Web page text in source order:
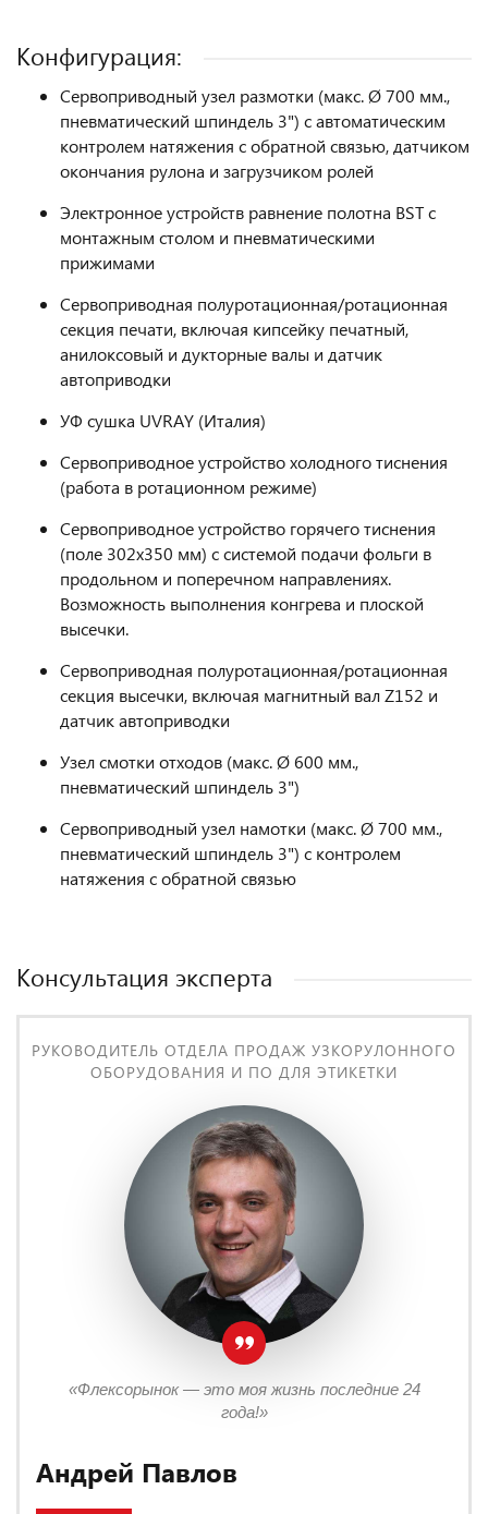
Конфигурация:
Сервоприводный узел размотки (макс. Ø 700 мм.,
пневматический шпиндель 3") с автоматическим
контролем натяжения с обратной связью, датчиком
окончания рулона и загрузчиком ролей
Электронное устройств равнение полотна BST с
монтажным столом и пневматическими
прижимами
Сервоприводная полуротационная/ротационная
секция печати, включая кипсейку печатный,
анилоксовый и дукторные валы и датчик
автоприводки
УФ сушка UVRAY (Италия)
Сервоприводное устройство холодного тиснения
(работа в ротационном режиме)
Сервоприводное устройство горячего тиснения
(поле 302х350 мм) с системой подачи фольги в
продольном и поперечном направлениях.
Возможность выполнения конгрева и плоской
высечки.
Сервоприводная полуротационная/ротационная
секция высечки, включая магнитный вал Z152 и
датчик автоприводки
Узел смотки отходов (макс. Ø 600 мм.,
пневматический шпиндель 3")
Сервоприводный узел намотки (макс. Ø 700 мм.,
пневматический шпиндель 3") с контролем
натяжения с обратной связью
Консультация эксперта
РУКОВОДИТЕЛЬ ОТДЕЛА ПРОДАЖ УЗКОРУЛОННОГО
ОБОРУДОВАНИЯ И ПО ДЛЯ ЭТИКЕТКИ
Андрей Павлов
«Флексорынок — это моя жизнь последние 24
года!»